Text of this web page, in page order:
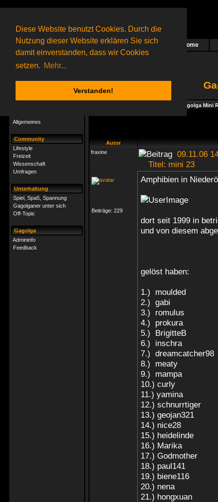
Diese Website benutzt Cookies. Durch die
Nutzung dieser Website erklären Sie sich
damit einverstanden, dass wir Cookies
setzen. Mehr...
Verstanden!
Das nächste Rätsel ist in Arbeit Home
208 Gagolganeronline(0 registrierte und 208 Gäste)
Gagolganer:
9732Rätsel online:
Allgemeines
Community
Lifestyle
Freizeit
Wissenschaft
Umfragen
Unterhaltung
Spiel, Spaß, Spannung
Gagolganer unter sich
Off-Topic
Gagolga
Admininfo
Feedback
Gagolga Mini
Autor
fraxine
09.11.06
Titel: mini 23
Beiträge: 229
Amphibien in
dort seit 1999 in
und von diesem
gelöst haben:
1.) moulded
2.) gabi
3.) romulus
4.) prokura
5.) BrigitteB
6.) inschra
7.) dreamcatcher98
8.) meaty
9.) mampa
10.) curly
11.) yamina
12.) schnurrtiger
13.) geojan321
14.) nice28
15.) heidelinde
16.) Marika
17.) Godmother
18.) paul141
19.) biene116
20.) nena
21.) hongxuan